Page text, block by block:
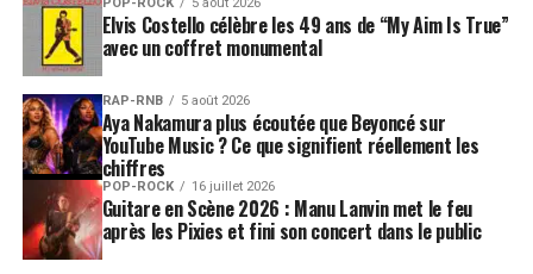
Elvis Costello célèbre les 49 ans de “My Aim Is True”
avec un coffret monumental
RAP-RNB 5 août 2026
Aya Nakamura plus écoutée que Beyoncé sur
YouTube Music ? Ce que signifient réellement les
chiffres
POP-ROCK 16 juillet 2026
Guitare en Scène 2026 : Manu Lanvin met le feu
après les Pixies et fini son concert dans le public